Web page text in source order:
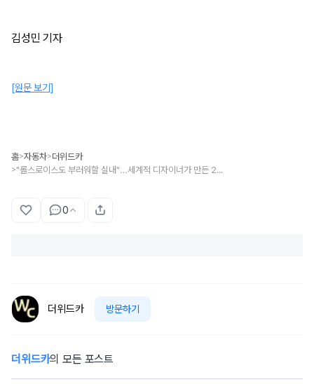
김성민 기자
[원문 보기]
홈>자동차>더위드카
> "롤스로이스도 부러워할 실내"…세계적 디자이너가 만든 2억 원대 특급 '전기차'
0
더위드카 방문하기
더위드카의 모든 포스트